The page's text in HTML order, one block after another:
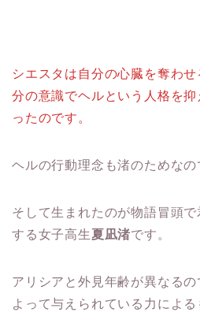
シエスタは自分の心臓を奪わ
分の意識でヘルという人格を
ったのです。
ヘルの行動理念も渚のためな
そして生まれたのが物語冒頭
する女子高生夏凪渚です。
アリシアと外見年齢が異なる
よって与えられている力による